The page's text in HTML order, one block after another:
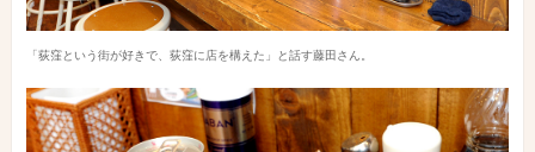
「荻窪という街が好きで、荻窪に店を構えた」と話す藤田さん。